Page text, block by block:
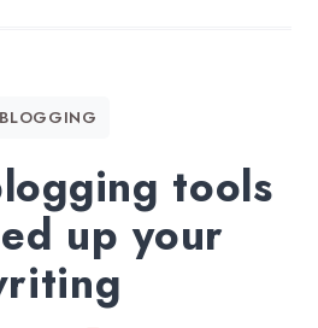
BLOGGING
tools
up your